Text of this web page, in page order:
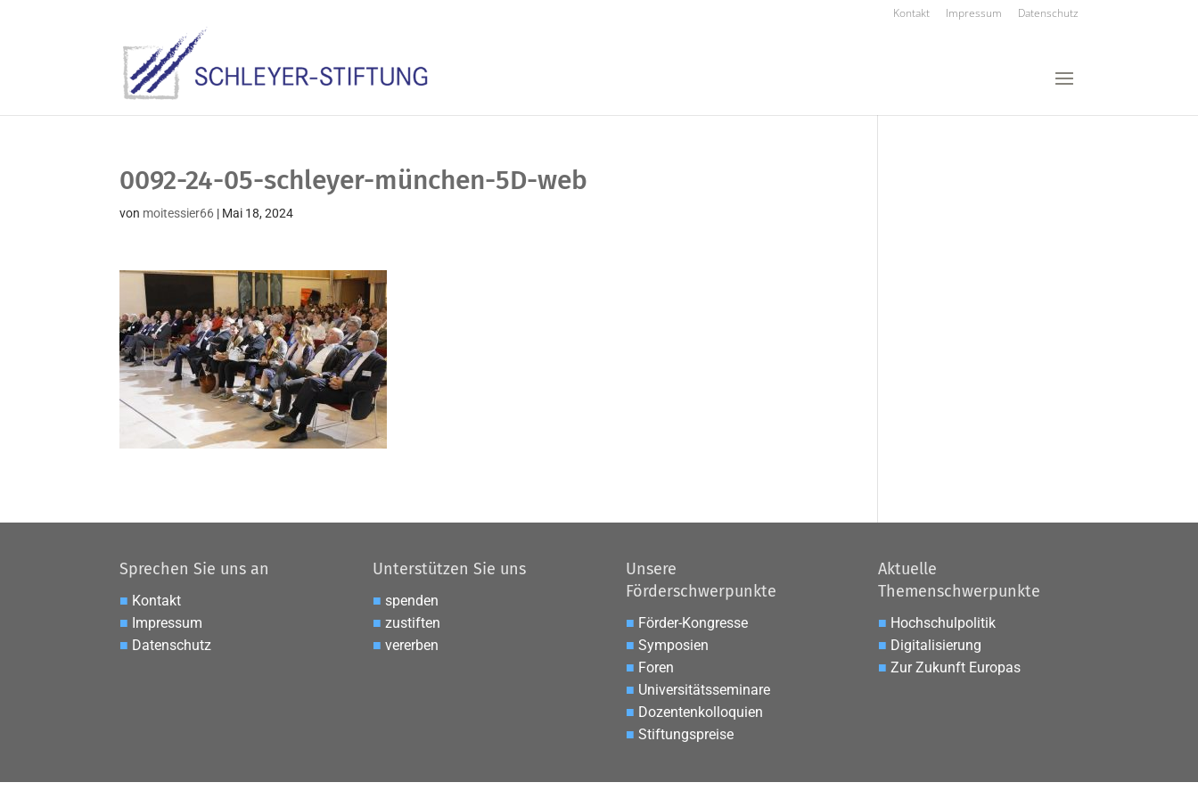
Kontakt Impressum Datenschutz
0092-24-05-schleyer-münchen-5D-web
von moitessier66 | Mai 18, 2024
Sprechen Sie uns an
■ Kontakt
■ Impressum
■ Datenschutz
Unterstützen Sie uns
■ spenden
■ zustiften
■ vererben
Unsere
Förderschwerpunkte
■ Förder-Kongresse
■ Symposien
■ Foren
■ Universitätsseminare
■ Dozentenkolloquien
■ Stiftungspreise
Aktuelle
Themenschwerpunkte
■ Hochschulpolitik
■ Digitalisierung
■ Zur Zukunft Europas